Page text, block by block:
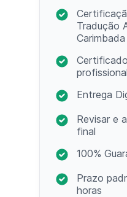
Tradução
Carimbada
profissional
Entrega
Revisar e
final
100%
Prazo
horas